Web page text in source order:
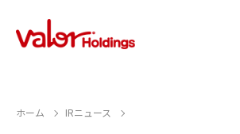
ホーム IRニュース